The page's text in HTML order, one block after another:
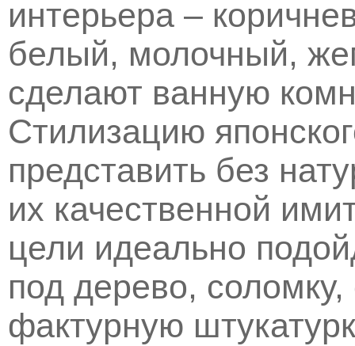
интерьера –
белый, молочный,
сделают ванную
Стилизацию
представить без
их качественной
цели идеально
под дерево,
фактурную